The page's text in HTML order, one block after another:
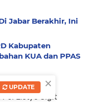
Jabar Berakhir, Ini
Kabupaten
KUA dan PPAS
Listyo Sigit
×
UPDATE